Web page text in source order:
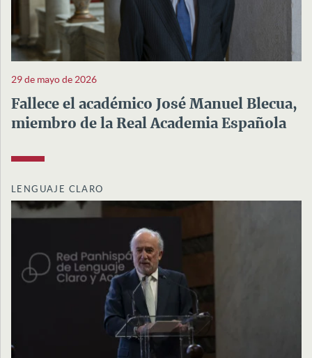
29 de mayo de 2026
Fallece el académico José Manuel Blecua,
miembro de la Real Academia Española
LENGUAJE CLARO